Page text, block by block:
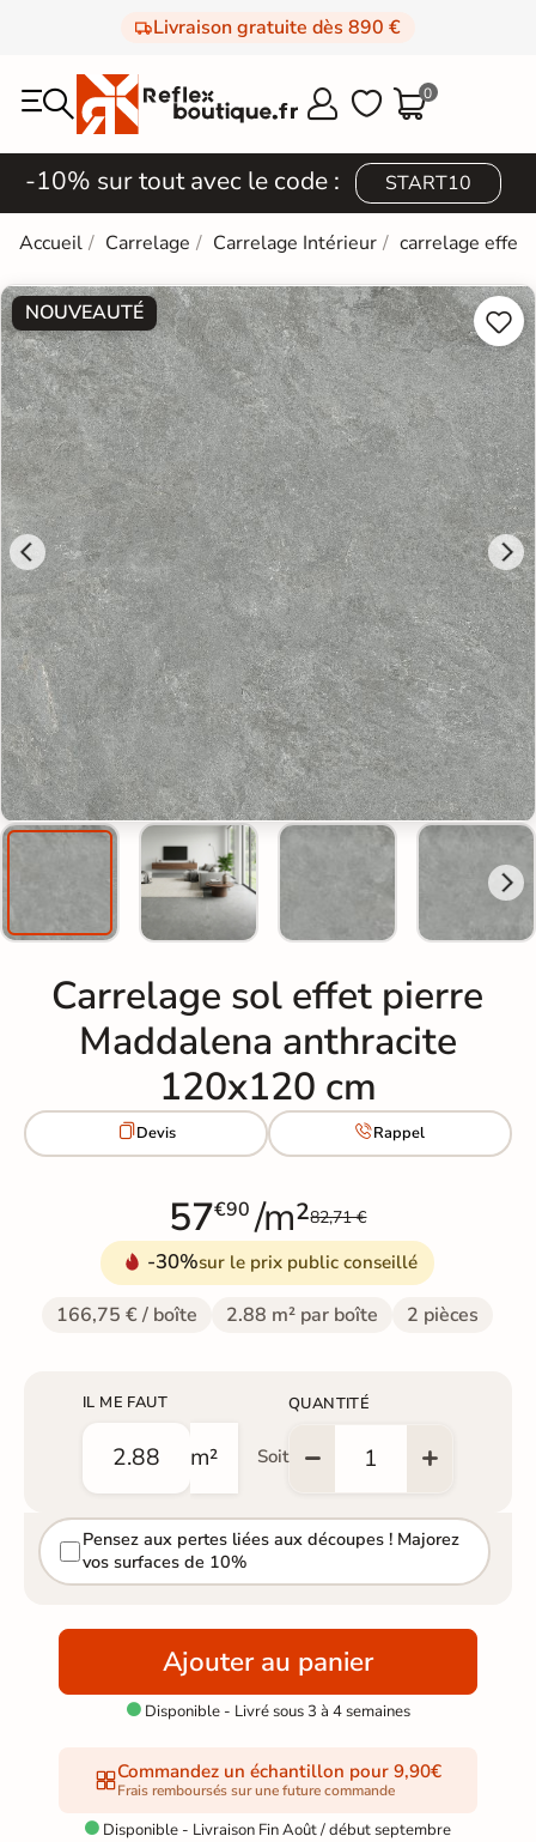
Livraison gratuite dès 890 €
  0
-10% sur tout avec le code : START10
Accueil Carrelage Carrelage Intérieur carrelage effet
NOUVEAUTÉ 

Carrelage sol effet pierre
Maddalena anthracite
120x120 cm
Devis Rappel
57€90 /m²82,71 €
-30%sur le prix public conseillé
166,75 € / boîte 2.88 m² par boîte 2 pièces
IL ME FAUT
m² Soit
QUANTITÉ
Pensez aux pertes liées aux découpes ! Majorez
vos surfaces de 10%
Ajouter au panier
Disponible - Livré sous 3 à 4 semaines
Commandez un échantillon pour 9,90€
Frais remboursés sur une future commande
 Disponible - Livraison Fin Août / début septembre